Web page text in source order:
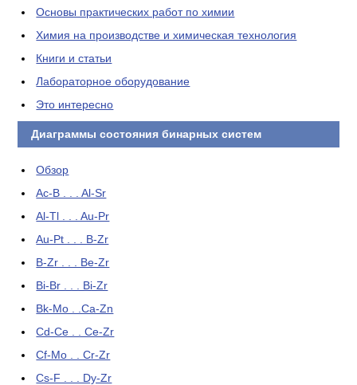
Основы практических работ по химии
Химия на производстве и химическая технология
Книги и статьи
Лабораторное оборудование
Это интересно
Диаграммы состояния бинарных систем
Обзор
Ac-B . . . Al-Sr
Al-Tl . . . Au-Pr
Au-Pt . . . B-Zr
B-Zr . . . Be-Zr
Bi-Br . . . Bi-Zr
Bk-Mo . .Ca-Zn
Cd-Ce . . Ce-Zr
Cf-Mo . . Cr-Zr
Cs-F . . . Dy-Zr